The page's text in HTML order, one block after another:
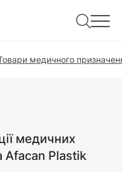
медичного
медичних
Afacan Plastik